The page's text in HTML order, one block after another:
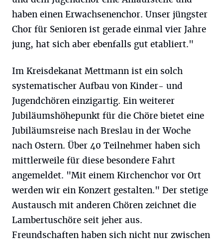
haben einen Erwachsenenchor. Unser jüngster
Chor für Senioren ist gerade einmal vier Jahre
jung, hat sich aber ebenfalls gut etabliert."
Im Kreisdekanat Mettmann ist ein solch
systematischer Aufbau von Kinder- und
Jugendchören einzigartig. Ein weiterer
Jubiläumshöhepunkt für die Chöre bietet eine
Jubiläumsreise nach Breslau in der Woche
nach Ostern. Über 40 Teilnehmer haben sich
mittlerweile für diese besondere Fahrt
angemeldet. "Mit einem Kirchenchor vor Ort
werden wir ein Konzert gestalten." Der stetige
Austausch mit anderen Chören zeichnet die
Lambertuschöre seit jeher aus.
Freundschaften haben sich nicht nur zwischen